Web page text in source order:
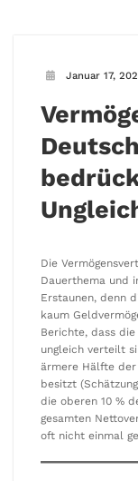
Januar 17,
Die
Dauerthema und
Erstaunen, denn
kaum
Berichte, dass
ungleich verteilt
ärmere Hälfte der
besitzt
die oberen 10 %
gesamten
oft nicht einmal